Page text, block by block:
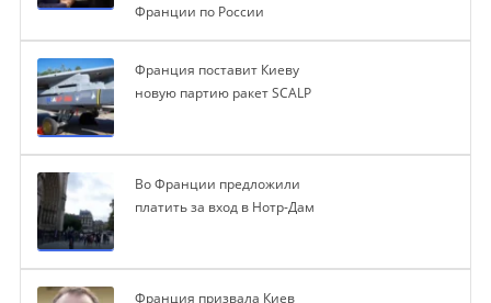
Франции по России
Франция поставит Киеву
новую партию ракет SCALP
Во Франции предложили
платить за вход в Нотр-Дам
Франция призвала Киев